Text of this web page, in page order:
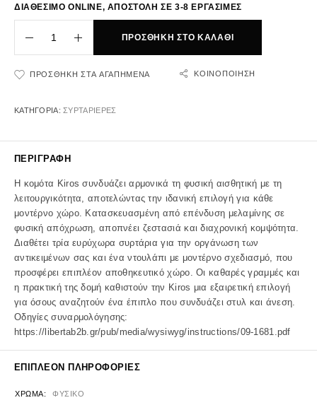
ΔΙΑΘΕΣΙΜΟ ONLINE, ΑΠΟΣΤΟΛΗ ΣΕ 3-8 ΕΡΓΑΣΙΜΕΣ
ΠΡΟΣΘΉΚΗ ΣΤΟ ΚΑΛΆΘΙ
ΠΡΟΣΘΉΚΗ ΣΤΑ ΑΓΑΠΗΜΈΝΑ ΚΟΙΝΟΠΟΊΗΣΗ
ΚΑΤΗΓΟΡΊΑ:ΣΥΡΤΑΡΙΕΡΕΣ
ΠΕΡΙΓΡΑΦΉ
Η κομότα Kiros συνδυάζει αρμονικά τη φυσική αισθητική με τη
λειτουργικότητα, αποτελώντας την ιδανική επιλογή για κάθε
μοντέρνο χώρο. Κατασκευασμένη από επένδυση μελαμίνης σε
φυσική απόχρωση, αποπνέει ζεστασιά και διαχρονική κομψότητα.
Διαθέτει τρία ευρύχωρα συρτάρια για την οργάνωση των
αντικειμένων σας και ένα ντουλάπι με μοντέρνο σχεδιασμό, που
προσφέρει επιπλέον αποθηκευτικό χώρο. Οι καθαρές γραμμές και
η πρακτική της δομή καθιστούν την Kiros μια εξαιρετική επιλογή
για όσους αναζητούν ένα έπιπλο που συνδυάζει στυλ και άνεση.
Οδηγίες συναρμολόγησης:
https://libertab2b.gr/pub/media/wysiwyg/instructions/09-1681.pdf
ΕΠΙΠΛΈΟΝ ΠΛΗΡΟΦΟΡΊΕΣ
ΧΡΏΜΑ ΦΥΣΙΚΟ